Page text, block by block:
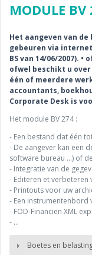
MODULE BV
Het aangeven van
gebeuren via internet
BS van 14/06/2007).
ofwel beschikt u
één of meerdere
accountants,
Corporate Desk is
Het module BV 274 :
- Een bestand dat één
- De aangever kan een
software bureau ...) of
- Integratie van de
- Editeren et verbeteren
- Printouts voor uw
- Een instrumentenbord
- FOD-Financiën XML
- …
Boetes en